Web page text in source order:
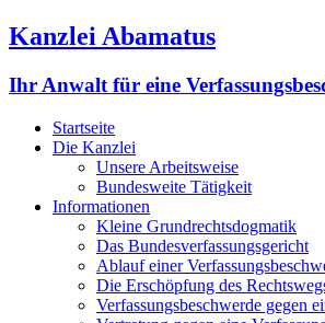
Kanzlei Abamatus
Ihr Anwalt für eine
Startseite
Die Kanzlei
Unsere Arbeitsweise
Bundesweite Tätigkeit
Informationen
Kleine Grundrechtsdogmatik
Das Bundesverfassungsgericht
Ablauf einer
Die Erschöpfung des
Verfassungsbeschwerde gegen